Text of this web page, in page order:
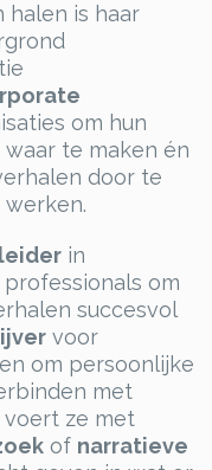
halen is haar
om hun
te maken én
door te
in
om
succesvol
voor
om persoonlijke
met
voert ze met
of narratieve